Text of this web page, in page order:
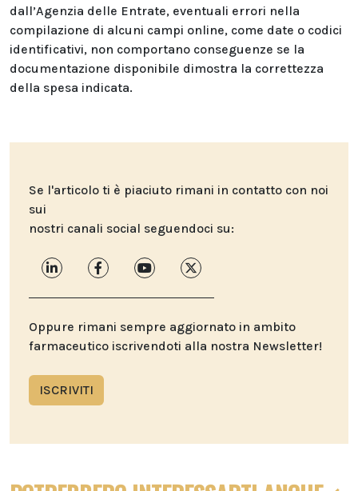
dall’Agenzia delle Entrate, eventuali errori nella
compilazione di alcuni campi online, come date o codici
identificativi, non comportano conseguenze se la
documentazione disponibile dimostra la correttezza
della spesa indicata.
Se l'articolo ti è piaciuto rimani in contatto con noi
sui
nostri canali social seguendoci su:
Oppure rimani sempre aggiornato in ambito
farmaceutico iscrivendoti alla nostra Newsletter!
ISCRIVITI